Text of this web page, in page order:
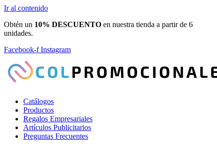
Ir al contenido
Obtén un 10% DESCUENTO en nuestra tienda a partir de 6
unidades.
Facebook-f Instagram
Catálogos
Productos
Regalos Empresariales
Artículos Publicitarios
Preguntas Frecuentes